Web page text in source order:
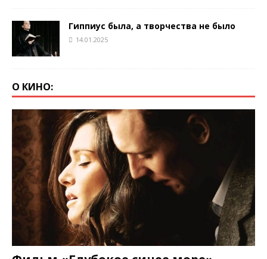
Гиппиус была, а творчества не было
14.01.2025
О КИНО: